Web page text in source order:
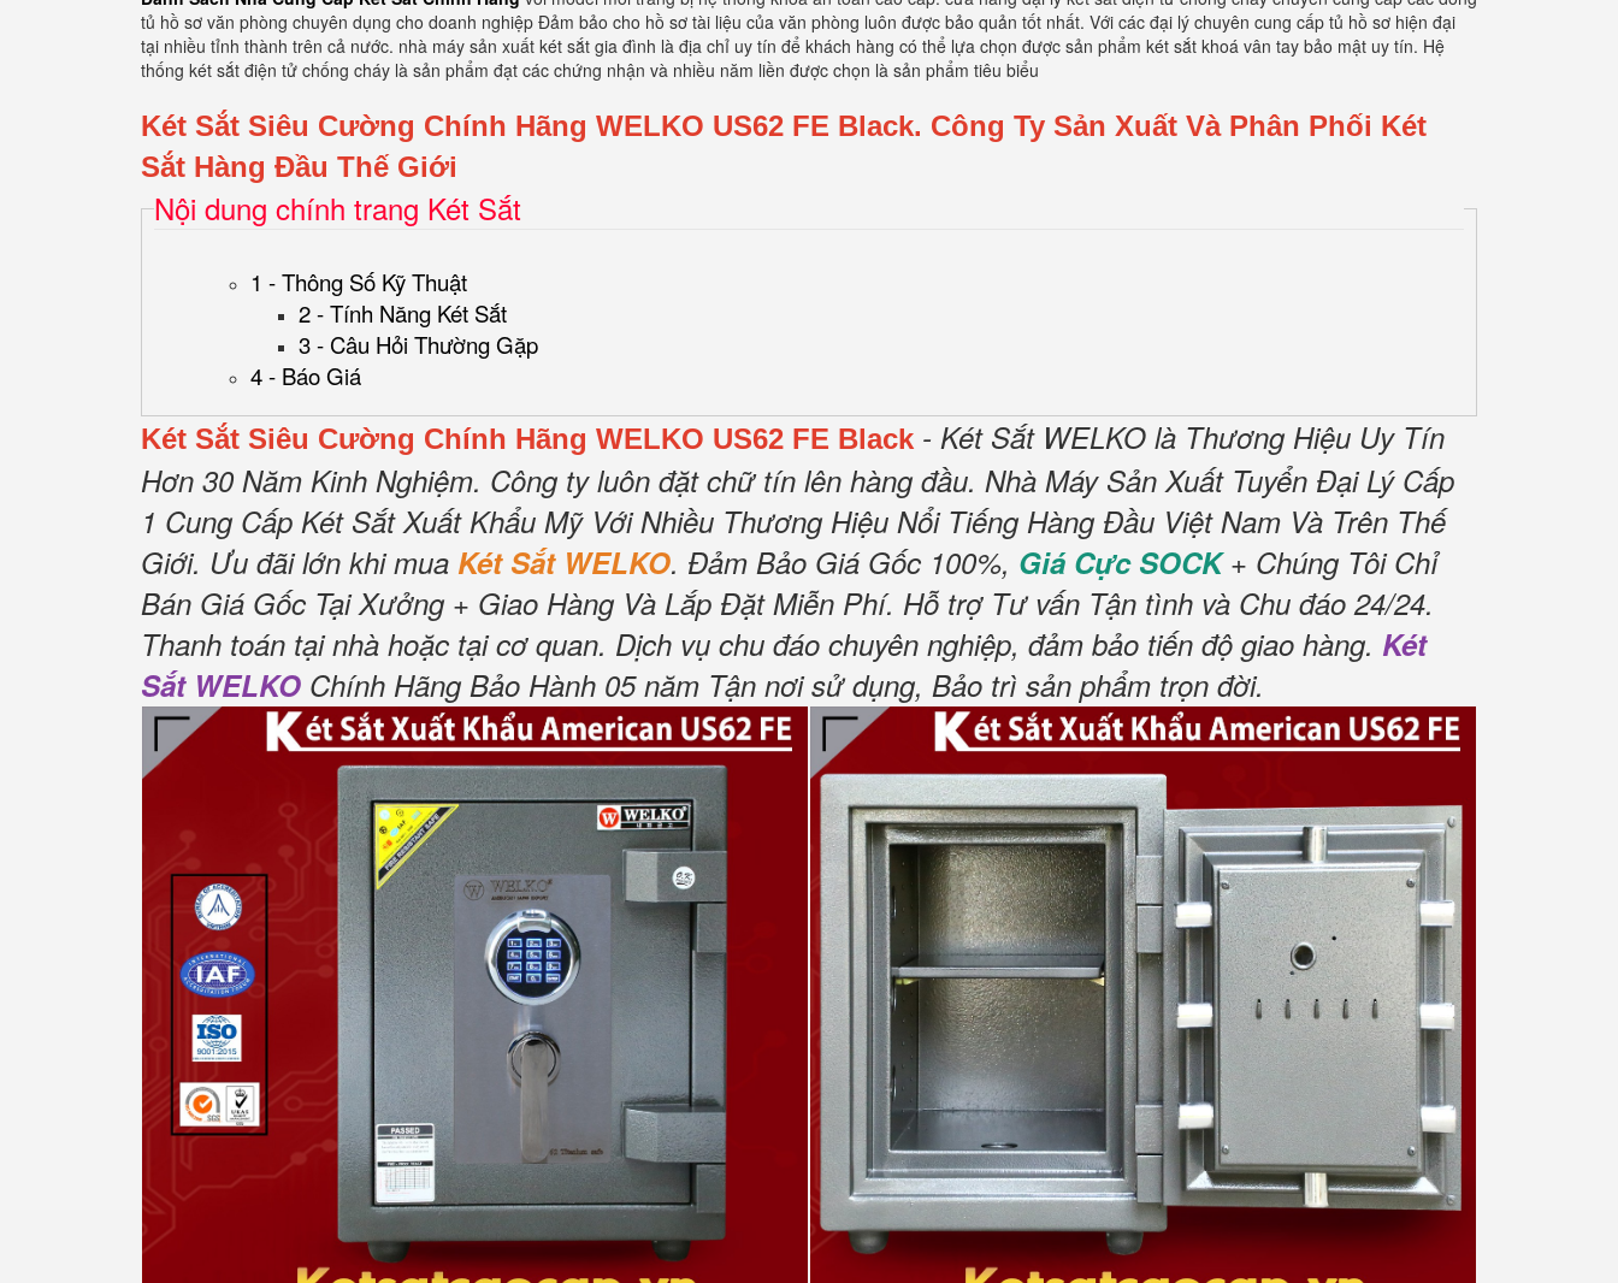
tủ hồ sơ văn phòng chuyên dụng cho doanh nghiệp Đảm bảo cho hồ sơ tài liệu của văn phòng luôn được bảo quản tốt nhất. Với các đại lý chuyên cung cấp tủ hồ sơ hiện đại
tại nhiều tỉnh thành trên cả nước. nhà máy sản xuất két sắt gia đình là địa chỉ uy tín để khách hàng có thể lựa chọn được sản phẩm két sắt khoá vân tay bảo mật uy tín. Hệ
thống két sắt điện tử chống cháy là sản phẩm đạt các chứng nhận và nhiều năm liền được chọn là sản phẩm tiêu biểu
Két Sắt Siêu Cường Chính Hãng WELKO US62 FE Black. Công Ty Sản Xuất Và Phân Phối Két
Sắt Hàng Đầu Thế Giới
Nội dung chính trang Két Sắt
1 - Thông Số Kỹ Thuật
2 - Tính Năng Két Sắt
3 - Câu Hỏi Thường Gặp
4 - Báo Giá
Két Sắt Siêu Cường Chính Hãng WELKO US62 FE Black - Két Sắt WELKO là Thương Hiệu Uy Tín
Hơn 30 Năm Kinh Nghiệm. Công ty luôn đặt chữ tín lên hàng đầu. Nhà Máy Sản Xuất Tuyển Đại Lý Cấp
1 Cung Cấp Két Sắt Xuất Khẩu Mỹ Với Nhiều Thương Hiệu Nổi Tiếng Hàng Đầu Việt Nam Và Trên Thế
Giới. Ưu đãi lớn khi mua Két Sắt WELKO. Đảm Bảo Giá Gốc 100%, Giá Cực SOCK+ Chúng Tôi Chỉ
Bán Giá Gốc Tại Xưởng + Giao Hàng Và Lắp Đặt Miễn Phí. Hỗ trợ Tư vấn Tận tình và Chu đáo 24/24.
Thanh toán tại nhà hoặc tại cơ quan. Dịch vụ chu đáo chuyên nghiệp, đảm bảo tiến độ giao hàng. Két
Sắt WELKO Chính Hãng Bảo Hành 05 năm Tận nơi sử dụng, Bảo trì sản phẩm trọn đời.